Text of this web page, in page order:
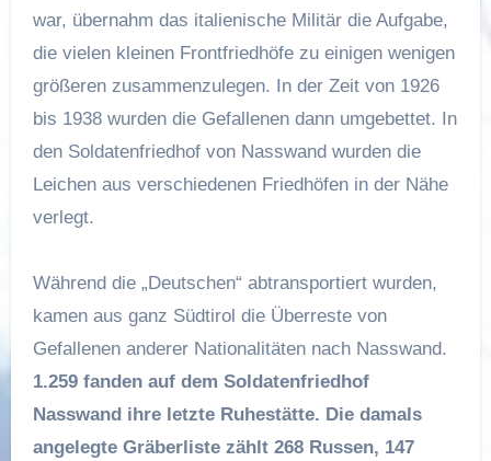
war, übernahm das italienische Militär die Aufgabe,
die vielen kleinen Frontfriedhöfe zu einigen wenigen
größeren zusammenzulegen. In der Zeit von 1926
bis 1938 wurden die Gefallenen dann umgebettet. In
den Soldatenfriedhof von Nasswand wurden die
Leichen aus verschiedenen Friedhöfen in der Nähe
verlegt.
Während die „Deutschen“ abtransportiert wurden,
kamen aus ganz Südtirol die Überreste von
Gefallenen anderer Nationalitäten nach Nasswand.
1.259 fanden auf dem Soldatenfriedhof
Nasswand ihre letzte Ruhestätte. Die damals
angelegte Gräberliste zählt 268 Russen, 147